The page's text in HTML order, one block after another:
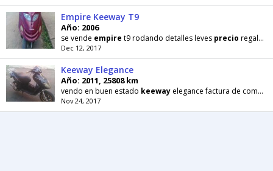
Empire Keeway T9
Año: 2006
se vende empire t9 rodando detalles leves precio regalo aprovecha
Dec 12, 2017
Keeway Elegance
Año: 2011, 25808 km
vendo en buen estado keeway elegance factura de compra de la
Nov 24, 2017